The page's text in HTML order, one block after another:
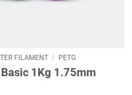
FILAMENT / PETG
1Kg 1.75mm